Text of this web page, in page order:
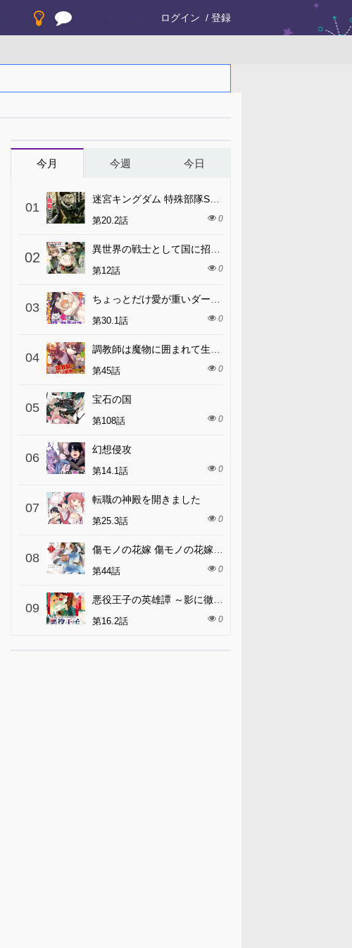
ログイン 登録
今月 今週 今日
01
迷宮キングダム 特殊部隊SASのおっさんの異世界ダンジョンサバイバルマニュアル!
第20.2話 0
02
第12話 0
03
第30.1話 0
04
第45話 0
05
宝石の国
第108話 0
06
幻想侵攻
第14.1話 0
07
転職の神殿を開きました
第25.3話 0
08
第44話 0
09
悪役王子の英雄譚 ～影に徹してきた第三王子、婚約破棄された公爵令嬢を引き取ったので本気を出してみた～
第16.2話 0